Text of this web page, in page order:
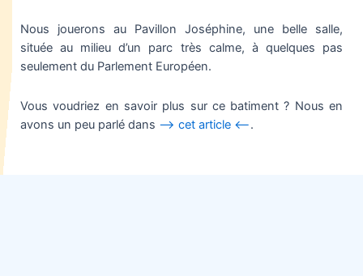
Nous jouerons au Pavillon Joséphine, une belle salle,
située au milieu d’un parc très calme, à quelques pas
seulement du Parlement Européen.
Vous voudriez en savoir plus sur ce batiment ? Nous en
avons un peu parlé dans –> cet article <–.